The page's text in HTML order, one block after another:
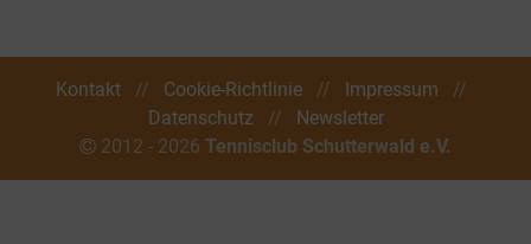
Kontakt // Cookie-Richtlinie // Impressum
//
Datenschutz
//
Newsletter
2012 - 2026 Tennisclub Schutterwald e.V.